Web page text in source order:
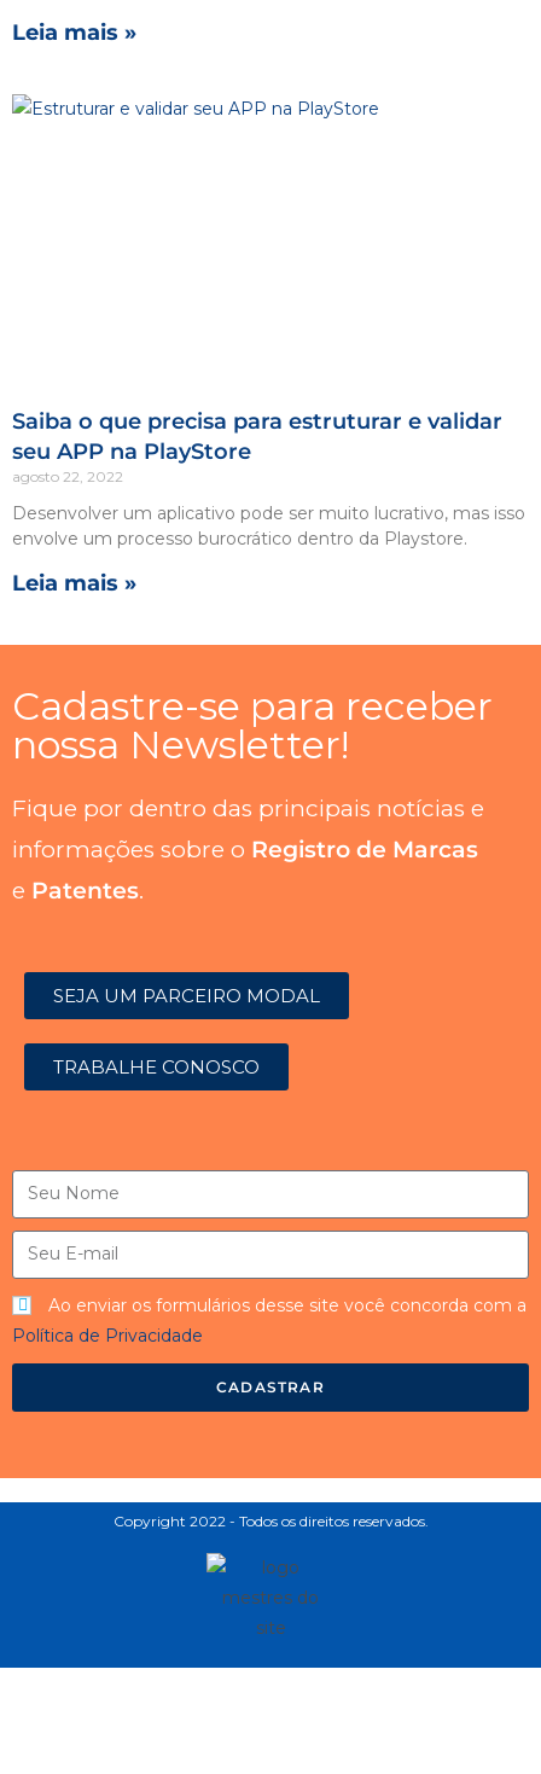
Leia mais »
Saiba o que precisa para estruturar e validar
seu APP na PlayStore
agosto 22, 2022
Desenvolver um aplicativo pode ser muito lucrativo, mas isso
envolve um processo burocrático dentro da Playstore.
Leia mais »
Cadastre-se para receber
nossa Newsletter!
Fique por dentro das principais notícias e
informações sobre o Registro de Marcas
e Patentes.
SEJA UM PARCEIRO MODAL
TRABALHE CONOSCO
Ao enviar os formulários desse site você concorda com a
Política de Privacidade
CADASTRAR
Copyright 2022 - Todos os direitos reservados.